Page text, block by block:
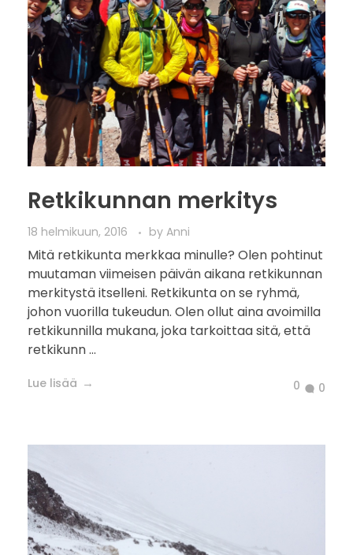
Retkikunnan merkitys
18 helmikuun, 2016 by Anni
Mitä retkikunta merkkaa minulle? Olen pohtinut
muutaman viimeisen päivän aikana retkikunnan
merkitystä itselleni. Retkikunta on se ryhmä,
johon vuorilla tukeudun. Olen ollut aina avoimilla
retkikunnilla mukana, joka tarkoittaa sitä, että
retkikunn ...
Lue lisää 0 0